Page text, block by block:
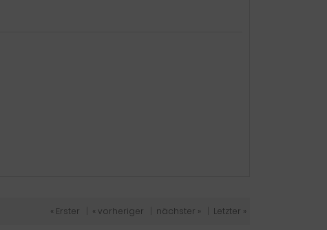
« Erster « vorheriger nächster » Letzter »